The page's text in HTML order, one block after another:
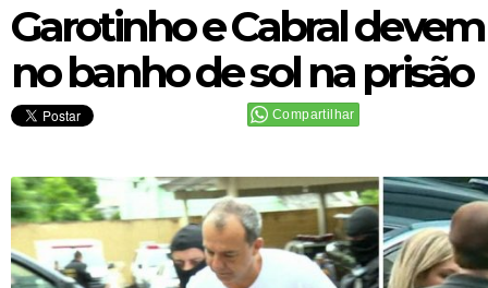
Garotinho e Cabral
no banho de sol na prisão
Compartilhar